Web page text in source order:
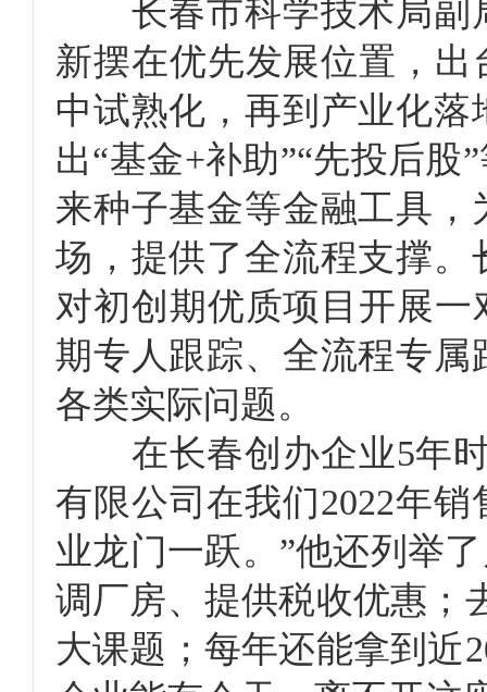
长春市科学技术局副
新摆在优先发展位置，出
中试熟化，再到产业化
出“基金+补助”“先投后
来种子基金等金融工具
场，提供了全流程支撑
对初创期优质项目开展
期专人跟踪、全流程专
各类实际问题。
在长春创办企业5年时
有限公司在我们2022年
业龙门一跃。”他还列举
调厂房、提供税收优惠；
大课题；每年还能拿到近